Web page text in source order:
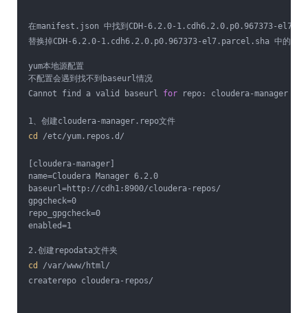
在manifest.json 中找到CDH-6.2.0-1.cdh6.2.0.p0.967373-
替换掉CDH-6.2.0-1.cdh6.2.0.p0.967373-el7.parcel.sha 中的内容
yum本地源配置
不配置会遇到找不到baseurl情况
Cannot find a valid baseurl for repo: cloudera-manager
1、创建cloudera-manager.repo文件
cd
/etc/yum.repos.d/
[cloudera-manager]
name=Cloudera Manager 6.2.0
baseurl=http://cdh1:8900/cloudera-repos/
gpgcheck=0
repo_gpgcheck=0
enabled=1
2.创建repodata文件夹
cd
/var/www/html/
createrepo cloudera-repos/